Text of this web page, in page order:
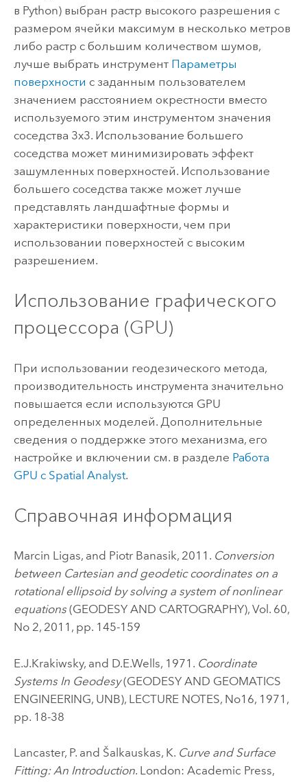
в Python) выбран растр высокого разрешения с
размером ячейки максимум в несколько метров
либо растр с большим количеством шумов,
лучше выбрать инструмент Параметры
поверхности с заданным пользователем
значением расстоянием окрестности вместо
используемого этим инструментом значения
соседства 3x3. Использование большего
соседства может минимизировать эффект
зашумленных поверхностей. Использование
большего соседства также может лучше
представлять ландшафтные формы и
характеристики поверхности, чем при
использовании поверхностей с высоким
разрешением.
Использование графического
процессора (GPU)
При использовании геодезического метода,
производительность инструмента значительно
повышается если используются GPU
определенных моделей. Дополнительные
сведения о поддержке этого механизма, его
настройке и включении см. в разделе Работа
GPU с Spatial Analyst.
Справочная информация
Marcin Ligas, and Piotr Banasik, 2011. Conversion
between Cartesian and geodetic coordinates on a
rotational ellipsoid by solving a system of nonlinear
equations(GEODESY AND CARTOGRAPHY), Vol. 60,
No 2, 2011, pp. 145-159
E.J.Krakiwsky, and D.E.Wells, 1971. Coordinate
Systems In Geodesy(GEODESY AND GEOMATICS
ENGINEERING, UNB), LECTURE NOTES, No16, 1971,
pp. 18-38
Lancaster, P. and Šalkauskas, K. Curve and Surface
Fitting: An Introduction. London: Academic Press,